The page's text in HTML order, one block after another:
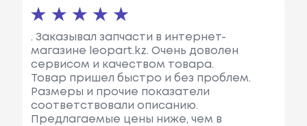
. Заказывал запчасти в интернет-
магазине leopart.kz. Очень доволен
сервисом и качеством товара.
Товар пришел быстро и без проблем.
Размеры и прочие показатели
соответствовали описанию.
Предлагаемые цены ниже, чем в